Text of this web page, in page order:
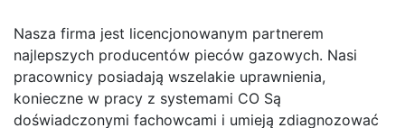
Nasza firma jest licencjonowanym partnerem
najlepszych producentów pieców gazowych. Nasi
pracownicy posiadają wszelakie uprawnienia,
konieczne w pracy z systemami CO Są
doświadczonymi fachowcami i umieją zdiagnozować